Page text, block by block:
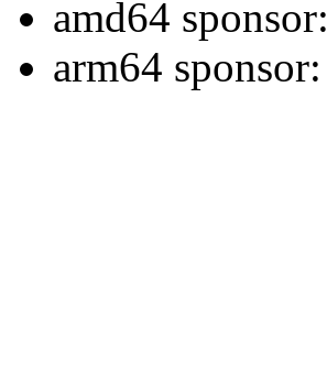
amd64 sponsor:
arm64 sponsor: